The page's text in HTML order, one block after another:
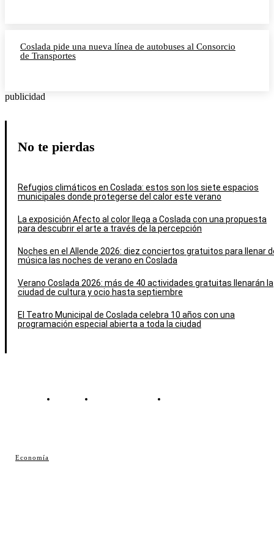
Economía
Coslada pide una nueva línea de autobuses al Consorcio
de Transportes
publicidad
No te pierdas
Refugios climáticos en Coslada: estos son los siete espacios
municipales donde protegerse del calor este verano
La exposición Afecto al color llega a Coslada con una propuesta
para descubrir el arte a través de la percepción
Noches en el Allende 2026: diez conciertos gratuitos para llenar
música las noches de verano en Coslada
Verano Coslada 2026: más de 40 actividades gratuitas llenarán la
ciudad de cultura y ocio hasta septiembre
El Teatro Municipal de Coslada celebra 10 años con una
programación especial abierta a toda la ciudad
Contacto Política de cookies